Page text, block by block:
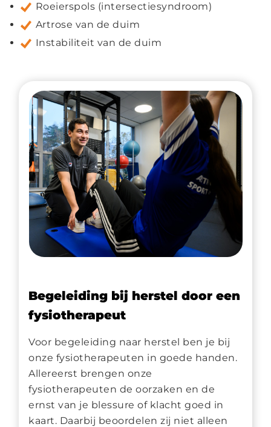
Roeierspols (intersectiesyndroom)
Artrose van de duim
Instabiliteit van de duim
Begeleiding bij herstel door een
fysiotherapeut
Voor begeleiding naar herstel ben je bij
onze fysiotherapeuten in goede handen.
Allereerst brengen onze
fysiotherapeuten de oorzaken en de
ernst van je blessure of klacht goed in
kaart. Daarbij beoordelen zij niet alleen